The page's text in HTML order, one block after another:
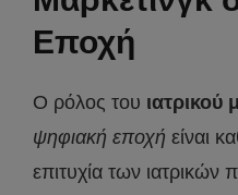
Εποχή
Ο ρόλος του ιατρικού
ψηφιακή εποχή είναι
επιτυχία των ιατρικών